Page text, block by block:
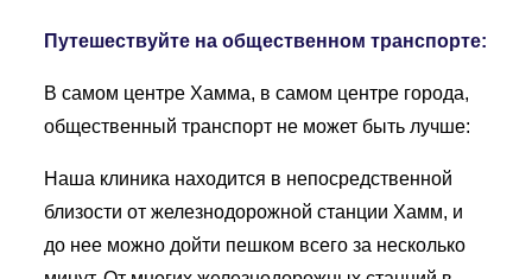
Путешествуйте на общественном транспорте:
В самом центре Хамма, в самом центре города,
общественный транспорт не может быть лучше:
Наша клиника находится в непосредственной
близости от железнодорожной станции Хамм, и
до нее можно дойти пешком всего за несколько